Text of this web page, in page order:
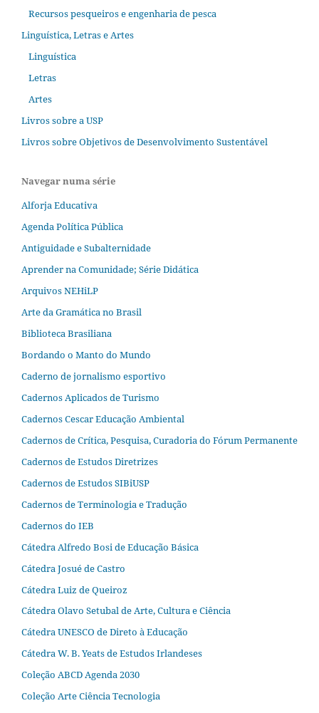
Recursos pesqueiros e engenharia de pesca
Linguística, Letras e Artes
Linguística
Letras
Artes
Livros sobre a USP
Livros sobre Objetivos de Desenvolvimento Sustentável
Navegar numa série
Alforja Educativa
Agenda Política Pública
Antiguidade e Subalternidade
Aprender na Comunidade; Série Didática
Arquivos NEHiLP
Arte da Gramática no Brasil
Biblioteca Brasiliana
Bordando o Manto do Mundo
Caderno de jornalismo esportivo
Cadernos Aplicados de Turismo
Cadernos Cescar Educação Ambiental
Cadernos de Crítica, Pesquisa, Curadoria do Fórum Permanente
Cadernos de Estudos Diretrizes
Cadernos de Estudos SIBiUSP
Cadernos de Terminologia e Tradução
Cadernos do IEB
Cátedra Alfredo Bosi de Educação Básica
Cátedra Josué de Castro
Cátedra Luiz de Queiroz
Cátedra Olavo Setubal de Arte, Cultura e Ciência
Cátedra UNESCO de Direto à Educação
Cátedra W. B. Yeats de Estudos Irlandeses
Coleção ABCD Agenda 2030
Coleção Arte Ciência Tecnologia